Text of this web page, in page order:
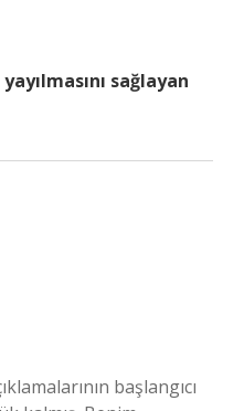
sağlayan
başlangıcı